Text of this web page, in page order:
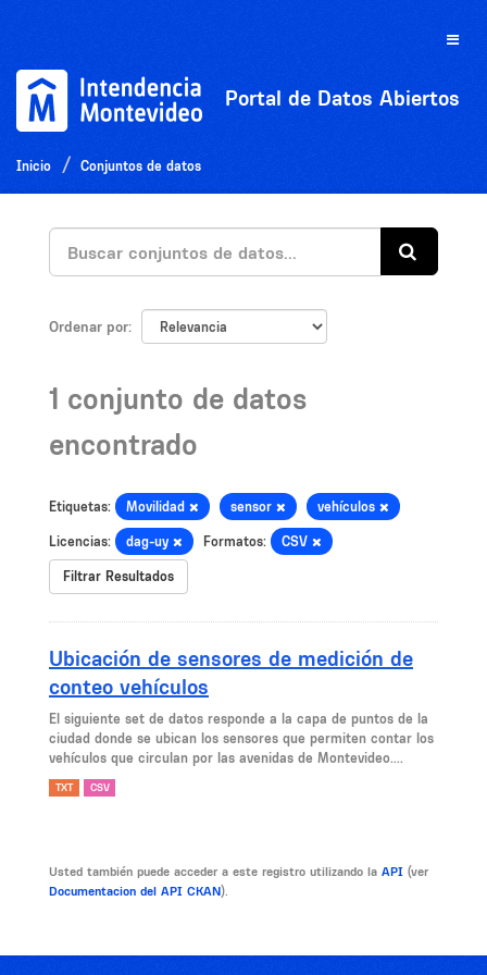
Toggle
Portal de Datos Abiertos
Inicio Conjuntos de datos
Ordenar por
1 conjunto de datos
encontrado
Etiquetas: Movilidad sensor vehículos
Licencias: dag-uy Formatos: CSV
Filtrar Resultados
Ubicación de sensores de medición de
conteo vehículos
El siguiente set de datos responde a la capa de puntos de la
ciudad donde se ubican los sensores que permiten contar los
vehículos que circulan por las avenidas de Montevideo....
TXT CSV
Usted también puede acceder a este registro utilizando la API (ver
Documentacion del API CKAN).